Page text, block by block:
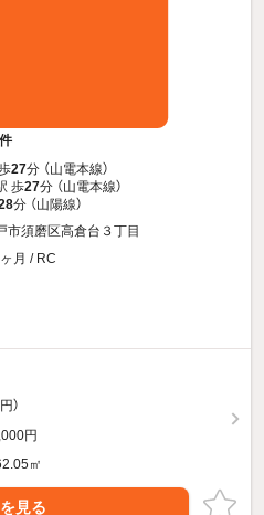
27分 （山電本線）
歩27分 （山電本線）
分 （山陽線）
市須磨区高倉台３丁目
月 / RC
）
円
㎡
見る